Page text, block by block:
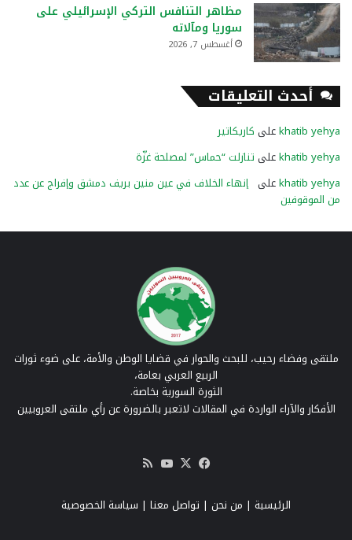
مظاهر التنافس التركي الإسرائيلي على
سوريا ومآلاته
أغسطس 7, 2026
أحدث التعليقات
khatib yehyaعلى كاريكاتير
khatib yehyaعلى تنازلت “حماس” لمصلحة غزّة
khatib yehyaعلى إنهاء الخلاف في عين منين بريف دمشق وإفراج عن عدد
من الموقوفين
ملتقى وفضاء رحيب، للبحث والحوار في قضايا الوطن والأمة، على ضوء ثورات
الربيع العربي بعامة،
الثورة السورية بخاصة.
الأفكار والآراء الواردة في المقالات لاتعبر بالضرورة عن رأي ملتقى العروبيين
فيسبوك
‫X
‫YouTube
RSS
الرئيسية | من نحن | تواصل معنا | سياسة الخصوصية